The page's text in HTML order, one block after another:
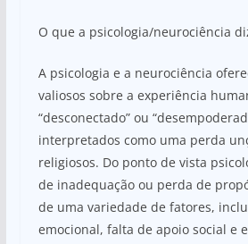
O que a psicologia/neurociência
A psicologia e a neurociência
valiosos sobre a experiência
“desconectado” ou
interpretados como uma perda
religiosos. Do ponto de vista
de inadequação ou perda de
de uma variedade de fatores,
emocional, falta de apoio social e